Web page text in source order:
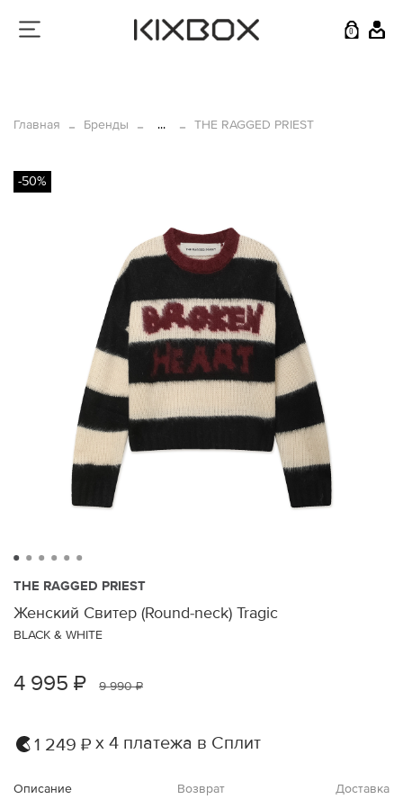
0
Главная Бренды ... THE RAGGED PRIEST
-50%
THE RAGGED PRIEST
Женский Свитер (Round-neck) Tragic
BLACK & WHITE
4 995 ₽ 9 990 ₽
1 249 ₽ х 4 платежа в Сплит
Описание Возврат Доставка